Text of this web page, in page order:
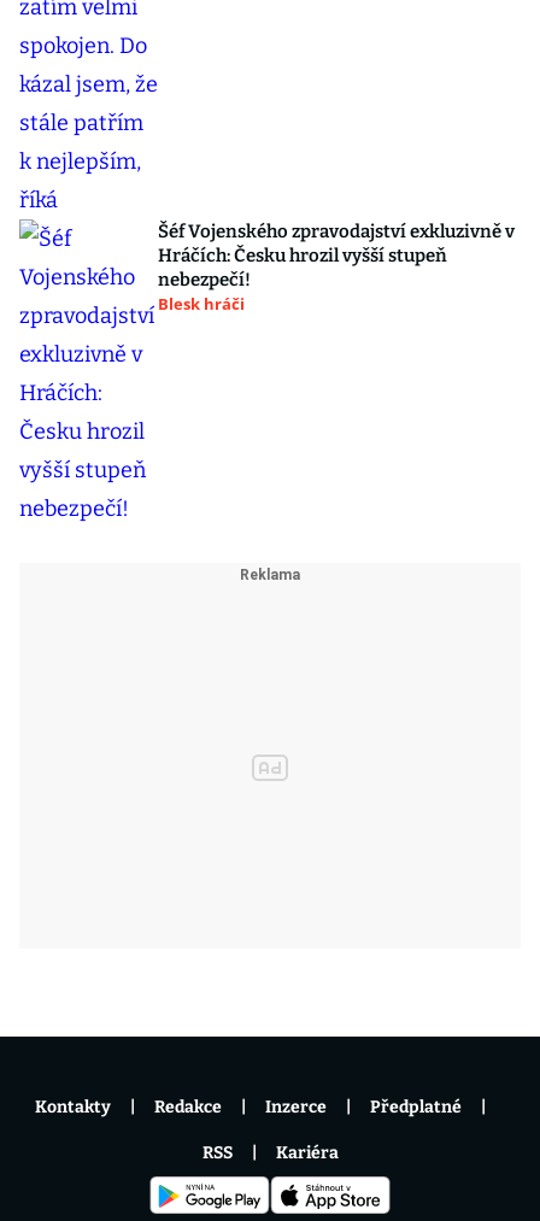
Šéf Vojenského zpravodajství exkluzivně v
Hráčích: Česku hrozil vyšší stupeň
nebezpečí!
Blesk hráči
Kontakty Redakce Inzerce Předplatné
RSS Kariéra